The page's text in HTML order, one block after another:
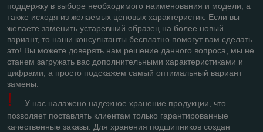
поддержку в выборе необходимого наименования и модели, а
также исходя из желаемых ценовых характеристик. Если вы
желаете заменить устаревший образец на более новый
вариант, то наши консультанты бесплатно помогут вам сделать
это! Вы можете доверять нам решение данного вопроса, мы не
станем загружать вас дополнительными характеристиками и
цифрами, а просто подскажем самый оптимальный вариант
замены.
!
У нас налажено надежное хранение продукции, что
позволяет поставлять клиентам только гарантированные
качественные заказы. Для хранения подшипников создан